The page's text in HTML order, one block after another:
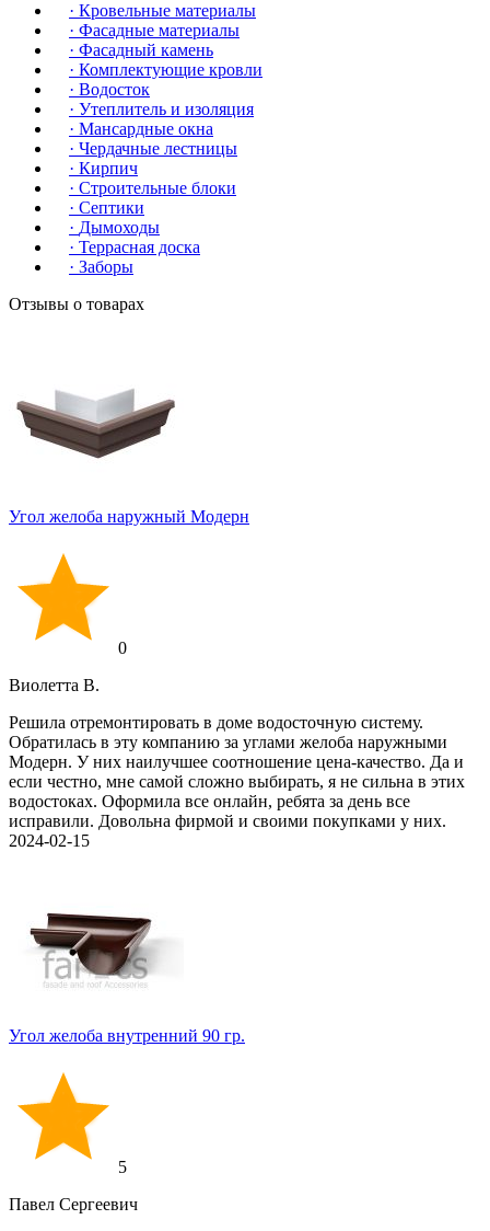
· Кровельные материалы
· Фасадные материалы
· Фасадный камень
· Комплектующие кровли
· Водосток
· Утеплитель и изоляция
· Мансардные окна
· Чердачные лестницы
· Кирпич
· Строительные блоки
· Септики
· Дымоходы
· Террасная доска
· Заборы
Отзывы о товарах
Угол желоба наружный Модерн
0
Виолетта В.
Решила отремонтировать в доме водосточную систему.
Обратилась в эту компанию за углами желоба наружными
Модерн. У них наилучшее соотношение цена-качество. Да и
если честно, мне самой сложно выбирать, я не сильна в этих
водостоках. Оформила все онлайн, ребята за день все
исправили. Довольна фирмой и своими покупками у них.
2024-02-15
Угол желоба внутренний 90 гр.
5
Павел Сергеевич